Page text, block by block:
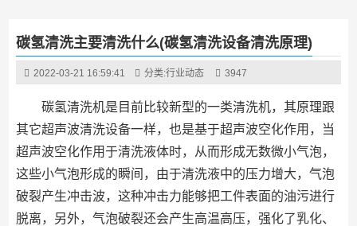
碳氢清洗主要清洗什么(碳氢清洗设备清洗原理)
2022-03-21 16:59:41 分类:行业动态 3947
碳氢清洗机是目前比较新型的一类清洗机，其原理跟
其它超声波清洗设备一样，也是基于超声波空化作用，当
超声波空化作用于清洗液体时，从而形成无数微小气泡，
这些小气泡形成的瞬间，由于清洗液中的压力增大，气泡
破裂产生冲击波，这种冲击力能够把工件表面的油污进行
脱离，另外，气泡破裂还会产生高温高压，强化了乳化、